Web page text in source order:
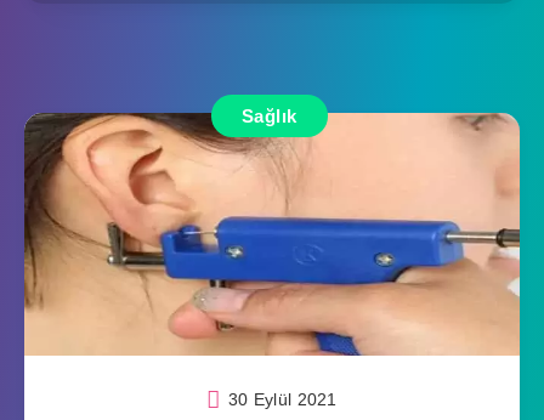
Sağlık
30 Eylül 2021